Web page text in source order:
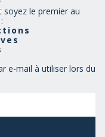
le premier au
e-mail à utiliser lors du